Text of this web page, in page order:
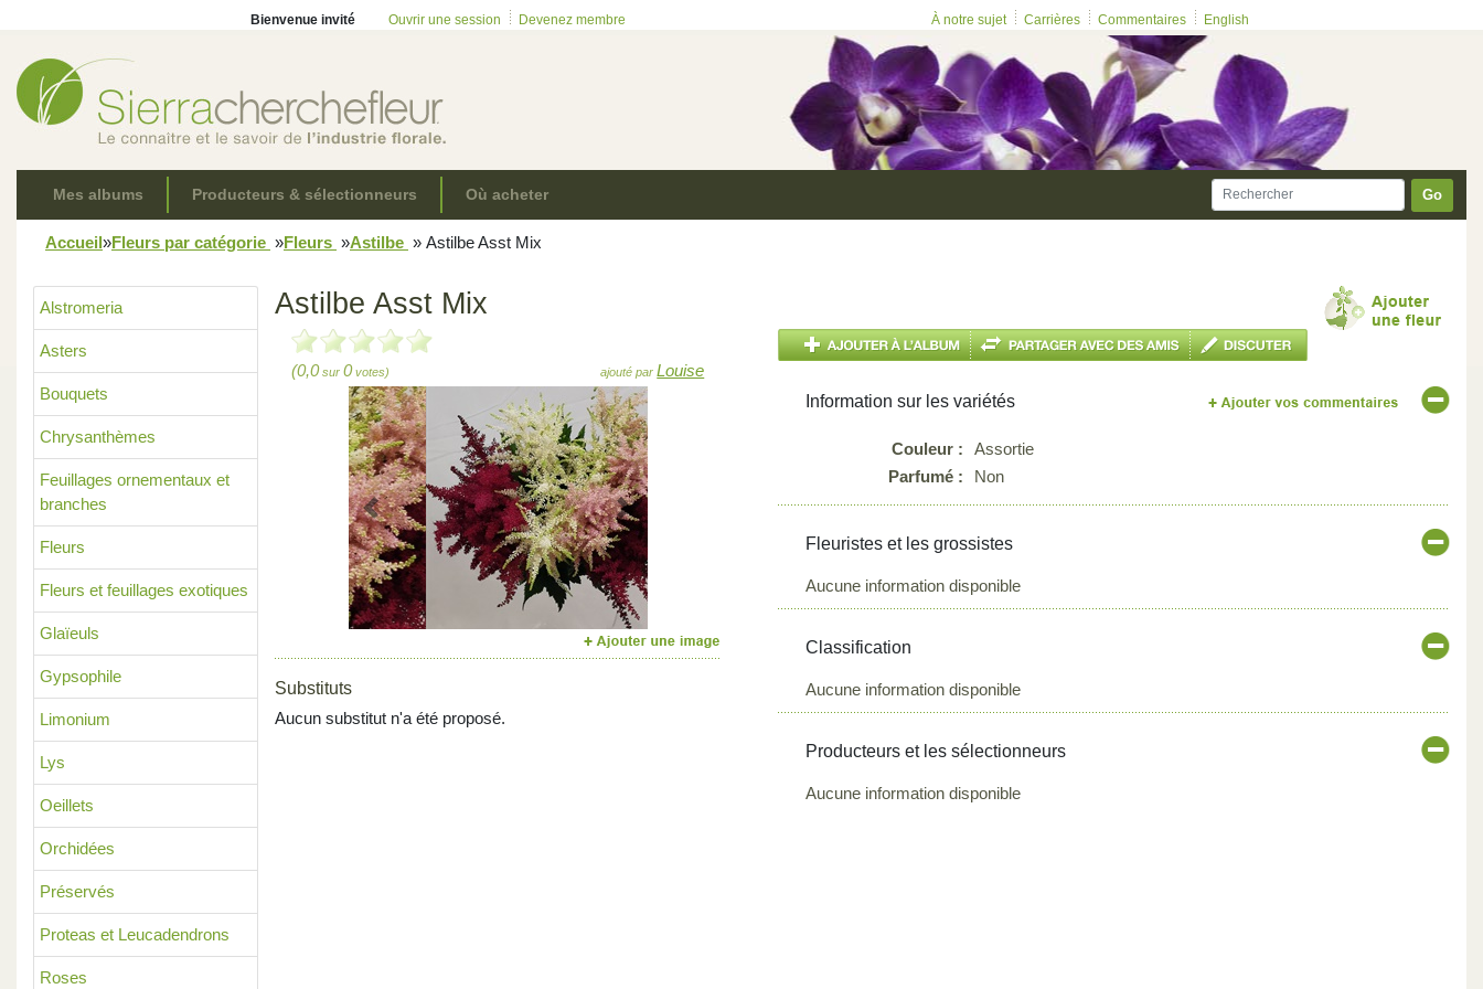
Bienvenue invité Ouvrir une session Devenez membre À notre sujet Carrières Commentaires English
Mes albums Producteurs & sélectionneurs Où acheter Go
Accueil»Fleurs par catégorie »Fleurs »Astilbe » Astilbe Asst Mix
Alstromeria
Asters
Bouquets
Chrysanthèmes
Feuillages ornementaux et
branches
Fleurs
Fleurs et feuillages exotiques
Glaïeuls
Gypsophile
Limonium
Lys
Oeillets
Orchidées
Préservés
Proteas et Leucadendrons
Roses
Astilbe Asst Mix
(0,0sur 0votes) ajouté parLouise
Previous Next
Substituts
Aucun substitut n'a été proposé.
Information sur les variétés
Couleur :
Assortie
Parfumé :
Non
Fleuristes et les grossistes
Aucune information disponible
Classification
Aucune information disponible
Producteurs et les sélectionneurs
Aucune information disponible